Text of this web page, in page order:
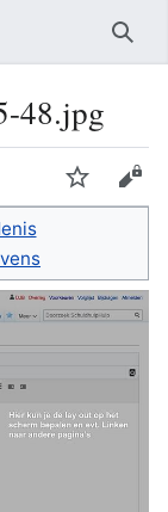
48.jpg
Volgen